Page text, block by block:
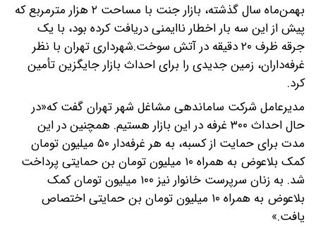
بهمن‌ماه سال گذشته، بازار جنت با مساحت ۲ هزار مترمربع که
پیش از این سه بار اخطار ناایمنی دریافت کرده بود، با یک
جرقه ظرف ۲۰ دقیقه در آتش سوخت.شهرداری تهران با نظر
غرفه‌داران، زمین جدیدی را برای احداث بازار جایگزین تأمین
کرد.
مدیرعامل شرکت ساماندهی مشاغل شهر تهران گفت که«در
حال احداث ۳۰۰ غرفه در این بازار هستیم. همچنین در این
مدت برای حمایت از کسبه، به هر غرفه‌دار ۵۰ میلیون تومان
کمک بلاعوض به همراه ۱۰ میلیون تومان بن حمایتی پرداخت
شد. به زنان سرپرست خانوار نیز ۱۰۰ میلیون تومان کمک
بلاعوض به همراه ۱۰ میلیون تومان بن حمایتی اختصاص
یافت.»